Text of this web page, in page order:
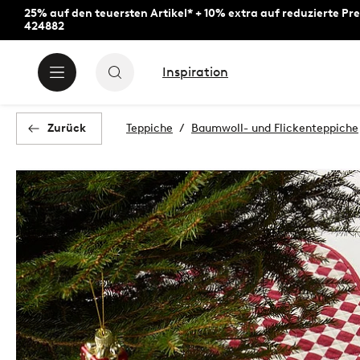
25% auf den teuersten Artikel* + 10% extra auf reduzierte
424882
Inspiration
Zurück Teppiche Baumwoll- und Flickenteppiche